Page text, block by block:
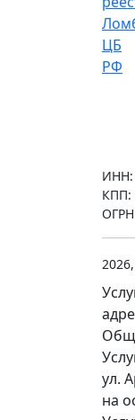
ИНН:
КПП:
ул.
на